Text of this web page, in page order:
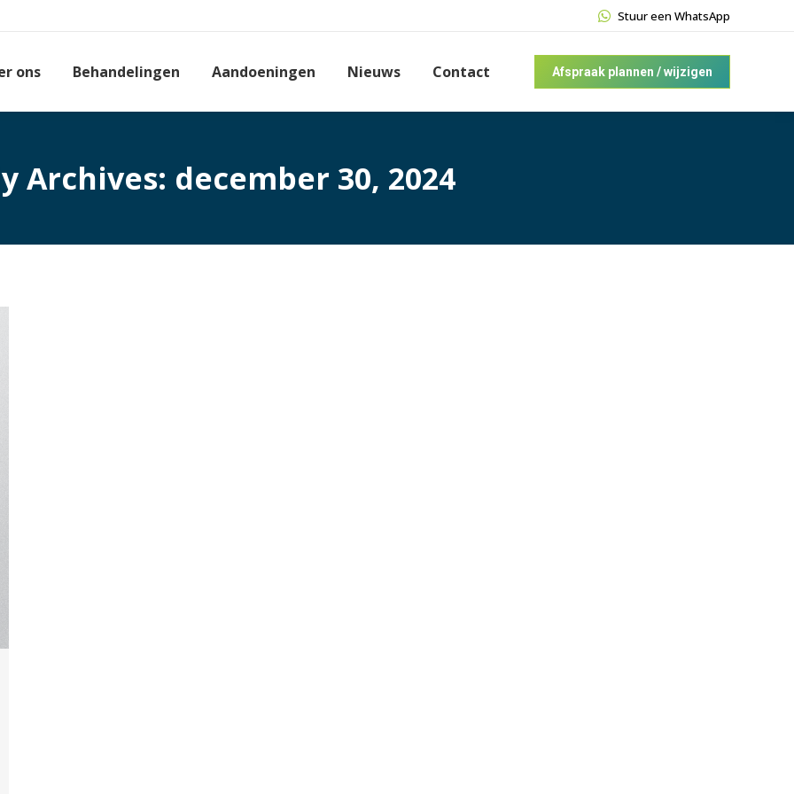
Stuur een WhatsApp
ons Behandelingen Aandoeningen Nieuws Contact Afspraak plannen / wijzigen
Archives: december 30, 2024